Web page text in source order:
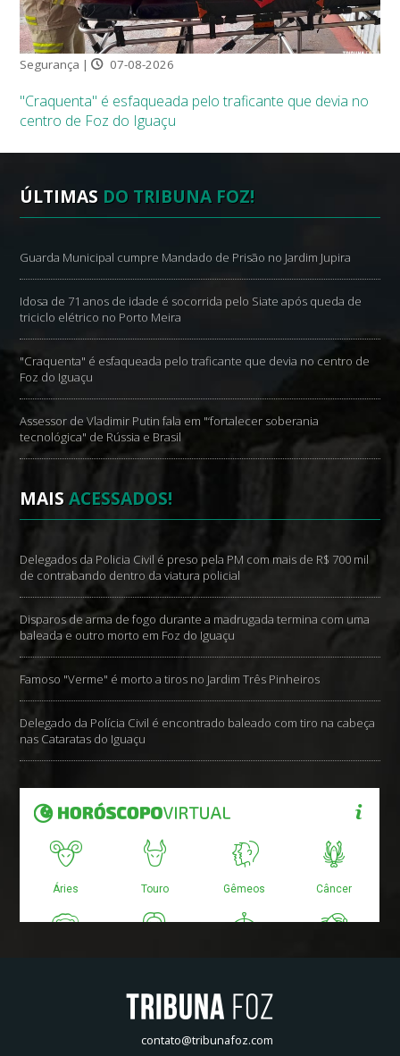
Segurança | 07-08-2026
"Craquenta" é esfaqueada pelo traficante que devia no
centro de Foz do Iguaçu
ÚLTIMAS DO TRIBUNA FOZ!
Guarda Municipal cumpre Mandado de Prisão no Jardim Jupira
Idosa de 71 anos de idade é socorrida pelo Siate após queda de
triciclo elétrico no Porto Meira
"Craquenta" é esfaqueada pelo traficante que devia no centro de
Foz do Iguaçu
Assessor de Vladimir Putin fala em "‘fortalecer soberania
tecnológica" de Rússia e Brasil
MAISACESSADOS!
Delegados da Policia Civil é preso pela PM com mais de R$ 700 mil
de contrabando dentro da viatura policial
Disparos de arma de fogo durante a madrugada termina com uma
baleada e outro morto em Foz do Iguaçu
Famoso "Verme" é morto a tiros no Jardim Três Pinheiros
Delegado da Polícia Civil é encontrado baleado com tiro na cabeça
nas Cataratas do Iguaçu
contato@tribunafoz.com